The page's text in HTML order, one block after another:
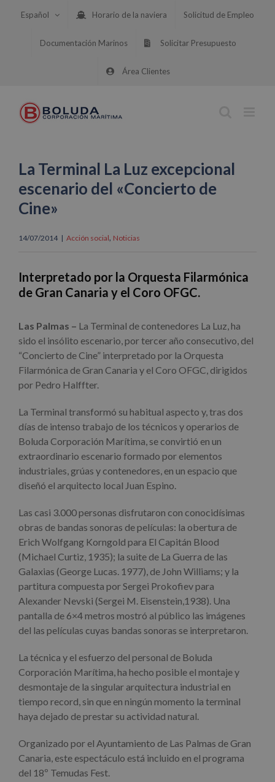
Español Horario de la naviera Solicitud de Empleo
Documentación Marinos Solicitar Presupuesto
Área Clientes
La Terminal La Luz excepcional
escenario del «Concierto de
Cine»
14/07/2014 | Acción social, Noticias
Interpretado por la Orquesta Filarmónica
de Gran Canaria y el Coro OFGC.
Las Palmas – La Terminal de contenedores La Luz, ha
sido el insólito escenario, por tercer año consecutivo, del
“Concierto de Cine” interpretado por la Orquesta
Filarmónica de Gran Canaria y el Coro OFGC, dirigidos
por Pedro Halffter.
La Terminal transformó su habitual aspecto y, tras dos
días de intenso trabajo de los técnicos y operarios de
Boluda Corporación Marítima, se convirtió en un
extraordinario escenario formado por elementos
industriales, grúas y contenedores, en un espacio que
diseñó el arquitecto local Juan Espino.
Las casi 3.000 personas disfrutaron con conocidísimas
obras de bandas sonoras de películas: la obertura de
Erich Wolfgang Korngold para El Capitán Blood
(Michael Curtiz, 1935); la suite de La Guerra de las
Galaxias (George Lucas. 1977), de John Williams; y la
partitura compuesta por Sergei Prokofiev para
Alexander Nevski (Sergei M. Eisenstein,1938). Una
pantalla de 6×4 metros mostró al público las imágenes
del las películas cuyas bandas sonoras se interpretaron.
La técnica y el esfuerzo del personal de Boluda
Corporación Marítima, ha hecho posible el montaje y
desmontaje de la singular arquitectura industrial en
tiempo record, sin que en ningún momento la terminal
haya dejado de prestar su actividad natural.
Organizado por el Ayuntamiento de Las Palmas de Gran
Canaria, este espectáculo está incluido en el programa
del 18º Temudas Fest.